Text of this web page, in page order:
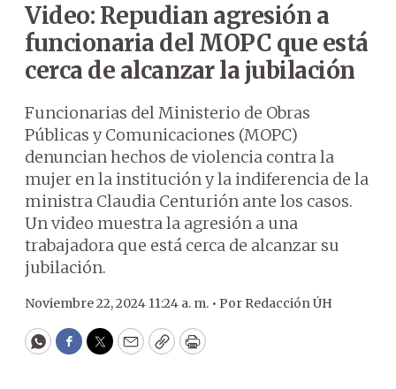
Video: Repudian agresión a
funcionaria del MOPC que está
cerca de alcanzar la jubilación
Funcionarias del Ministerio de Obras
Públicas y Comunicaciones (MOPC)
denuncian hechos de violencia contra la
mujer en la institución y la indiferencia de la
ministra Claudia Centurión ante los casos.
Un video muestra la agresión a una
trabajadora que está cerca de alcanzar su
jubilación.
Noviembre 22, 2024 11:24 a. m. • Por Redacción ÚH
WhatsApp
Facebook
Twitter
EmailCopyPrint